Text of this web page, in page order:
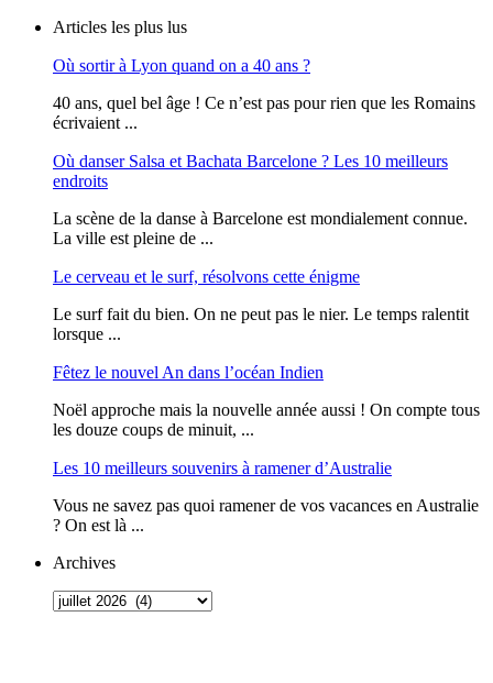
Articles les plus lus
Où sortir à Lyon quand on a 40 ans ?
40 ans, quel bel âge ! Ce n’est pas pour rien que les Romains
écrivaient ...
Où danser Salsa et Bachata Barcelone ? Les 10 meilleurs
endroits
La scène de la danse à Barcelone est mondialement connue.
La ville est pleine de ...
Le cerveau et le surf, résolvons cette énigme
Le surf fait du bien. On ne peut pas le nier. Le temps ralentit
lorsque ...
Fêtez le nouvel An dans l’océan Indien
Noël approche mais la nouvelle année aussi ! On compte tous
les douze coups de minuit, ...
Les 10 meilleurs souvenirs à ramener d’Australie
Vous ne savez pas quoi ramener de vos vacances en Australie
? On est là ...
Archives